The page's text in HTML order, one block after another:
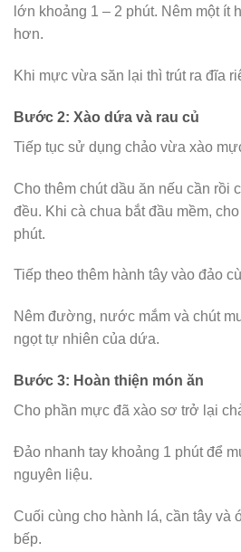
lớn khoảng 1 – 2 phút. Nêm một ít
hơn.
Khi mực vừa săn lại thì trút ra đĩa
Bước 2: Xào dứa và rau củ
Tiếp tục sử dụng chảo vừa xào
Cho thêm chút dầu ăn nếu cần rồi
đều. Khi cà chua bắt đầu mềm,
phút.
Tiếp theo thêm hành tây vào đảo
Nêm đường, nước mắm và chút
ngọt tự nhiên của dứa.
Bước 3: Hoàn thiện món ăn
Cho phần mực đã xào sơ trở lại
Đảo nhanh tay khoảng 1 phút để
nguyên liệu.
Cuối cùng cho hành lá, cần tây và
bếp.